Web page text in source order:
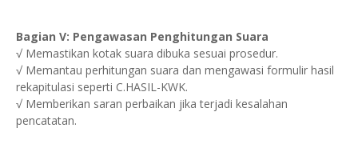
Bagian V: Pengawasan Penghitungan Suara
√ Memastikan kotak suara dibuka sesuai prosedur.
√ Memantau perhitungan suara dan mengawasi formulir hasil
rekapitulasi seperti C.HASIL-KWK.
√ Memberikan saran perbaikan jika terjadi kesalahan
pencatatan.